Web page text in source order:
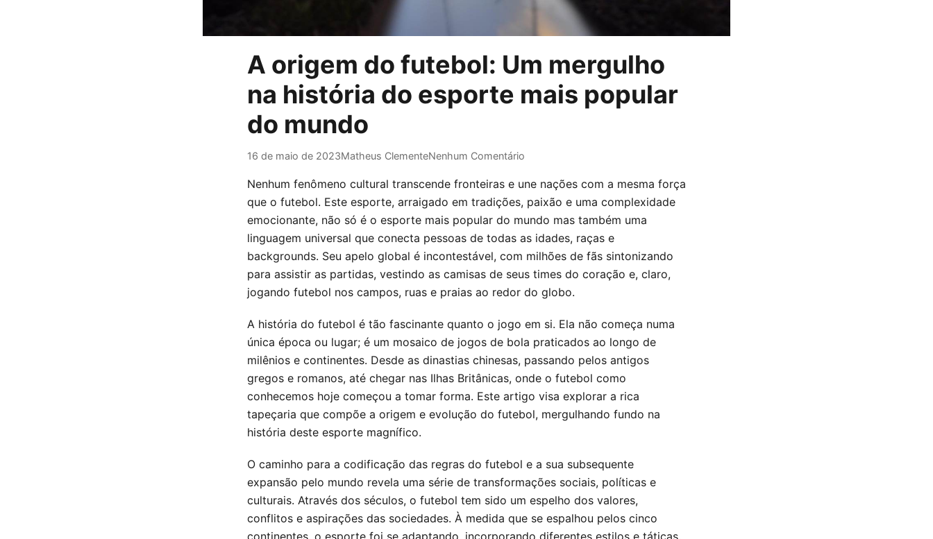
A origem do futebol: Um mergulho
na história do esporte mais popular
do mundo
16 de maio de 2023Matheus ClementeNenhum Comentário
Nenhum fenômeno cultural transcende fronteiras e une nações com a mesma força
que o futebol. Este esporte, arraigado em tradições, paixão e uma complexidade
emocionante, não só é o esporte mais popular do mundo mas também uma
linguagem universal que conecta pessoas de todas as idades, raças e
backgrounds. Seu apelo global é incontestável, com milhões de fãs sintonizando
para assistir as partidas, vestindo as camisas de seus times do coração e, claro,
jogando futebol nos campos, ruas e praias ao redor do globo.
A história do futebol é tão fascinante quanto o jogo em si. Ela não começa numa
única época ou lugar; é um mosaico de jogos de bola praticados ao longo de
milênios e continentes. Desde as dinastias chinesas, passando pelos antigos
gregos e romanos, até chegar nas Ilhas Britânicas, onde o futebol como
conhecemos hoje começou a tomar forma. Este artigo visa explorar a rica
tapeçaria que compõe a origem e evolução do futebol, mergulhando fundo na
história deste esporte magnífico.
O caminho para a codificação das regras do futebol e a sua subsequente
expansão pelo mundo revela uma série de transformações sociais, políticas e
culturais. Através dos séculos, o futebol tem sido um espelho dos valores,
conflitos e aspirações das sociedades. À medida que se espalhou pelos cinco
continentes, o esporte foi se adaptando, incorporando diferentes estilos e táticas,